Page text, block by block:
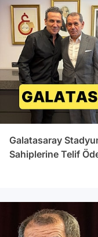
Galatasaray
Sahiplerine Telif